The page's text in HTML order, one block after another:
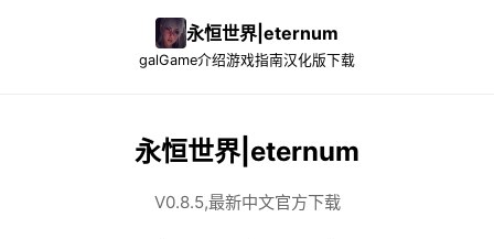
永恒世界|eternum
galGame介绍游戏指南汉化版下载
永恒世界|eternum
V0.8.5,最新中文官方下载